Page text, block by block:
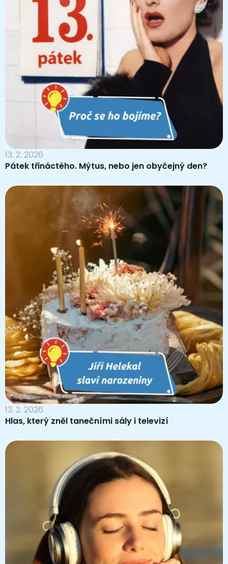
13. 2. 2026
Pátek třináctého. Mýtus, nebo jen obyčejný den?
13. 2. 2026
Hlas, který zněl tanečními sály i televizí